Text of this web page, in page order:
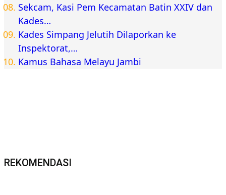
Sekcam, Kasi Pem Kecamatan Batin XXIV dan
Kades…
Kades Simpang Jelutih Dilaporkan ke
Inspektorat,…
Kamus Bahasa Melayu Jambi